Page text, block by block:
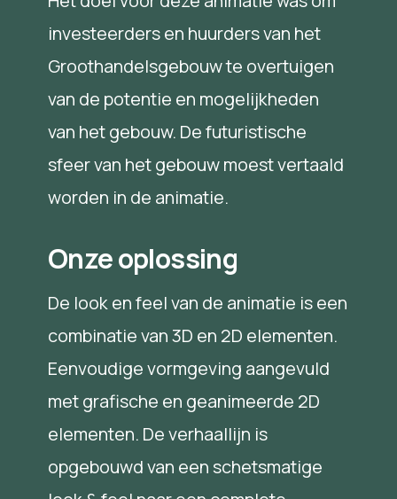
investeerders en huurders van het
Groothandelsgebouw te overtuigen
van de potentie en mogelijkheden
van het gebouw. De futuristische
sfeer van het gebouw moest vertaald
worden in de animatie.
Onze oplossing
De look en feel van de animatie is een
combinatie van 3D en 2D elementen.
Eenvoudige vormgeving aangevuld
met grafische en geanimeerde 2D
elementen. De verhaallijn is
opgebouwd van een schetsmatige